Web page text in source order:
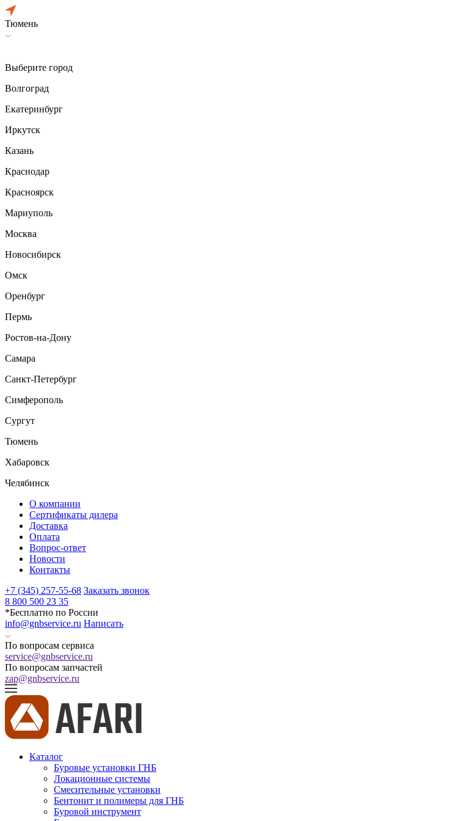
Тюмень
Выберите город
Волгоград
Екатеринбург
Иркутск
Казань
Краснодар
Красноярск
Мариуполь
Москва
Новосибирск
Омск
Оренбург
Пермь
Ростов-на-Дону
Самара
Санкт-Петербург
Симферополь
Сургут
Тюмень
Хабаровск
Челябинск
О компании
Сертификаты дилера
Доставка
Оплата
Вопрос-ответ
Новости
Контакты
+7 (345) 257-55-68 Заказать звонок
8 800 500 23 35
*Бесплатно по России
info@gnbservice.ru Написать
По вопросам сервиса
service@gnbservice.ru
По вопросам запчастей
zap@gnbservice.ru
Каталог
Буровые установки ГНБ
Локационные системы
Смесительные установки
Бентонит и полимеры для ГНБ
Буровой инструмент